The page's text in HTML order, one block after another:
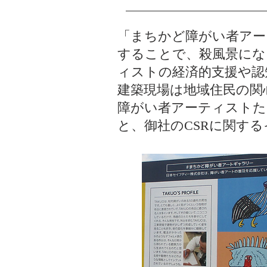
「まちかど障がい者ア
することで、 殺風景に
ィストの経済的支援や
建築現場は地域住民の
障がい者アーティスト
と、御社のCSRに関す